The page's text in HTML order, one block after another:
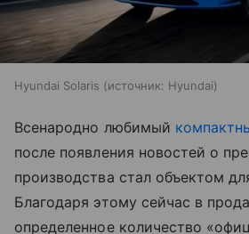
Hyundai Solaris источник: Hyundai
Всенародно любимый
после появления новостей о
производства стал объектом
Благодаря этому сейчас в
определенное количество